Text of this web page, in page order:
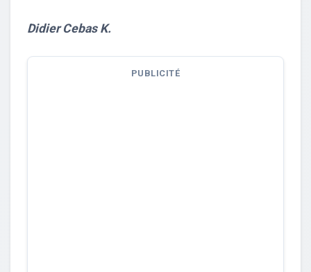
Didier Cebas K.
PUBLICITÉ